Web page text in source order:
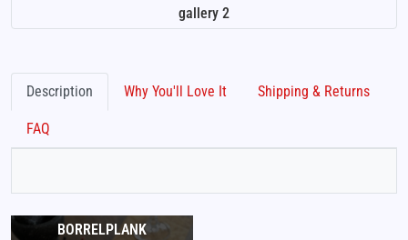
Description Why You'll Love It Shipping & Returns
FAQ
BORRELPLANK